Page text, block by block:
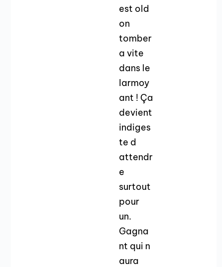
est old
on
tomber
a vite
dans le
larmoy
ant ! Ça
devient
indiges
te d
attendr
e
surtout
pour
un.
Gagna
nt qui n
aura